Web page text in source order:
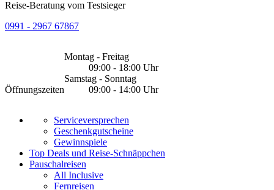
Reise-Beratung vom Testsieger
0991 - 2967 67867
Öffnungszeiten
Montag - Freitag
09:00 - 18:00 Uhr
Samstag - Sonntag
09:00 - 14:00 Uhr
Serviceversprechen
Geschenkgutscheine
Gewinnspiele
Top Deals und Reise-Schnäppchen
Pauschalreisen
All Inclusive
Fernreisen